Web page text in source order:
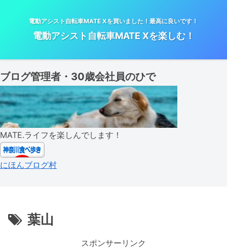
電動アシスト自転車MATE Xを買いました！最高に良いです！
電動アシスト自転車MATE Xを楽しむ！
ブログ管理者・30歳会社員のひで
MATE.ライフを楽しんでします！
にほんブログ村
葉山
スポンサーリンク